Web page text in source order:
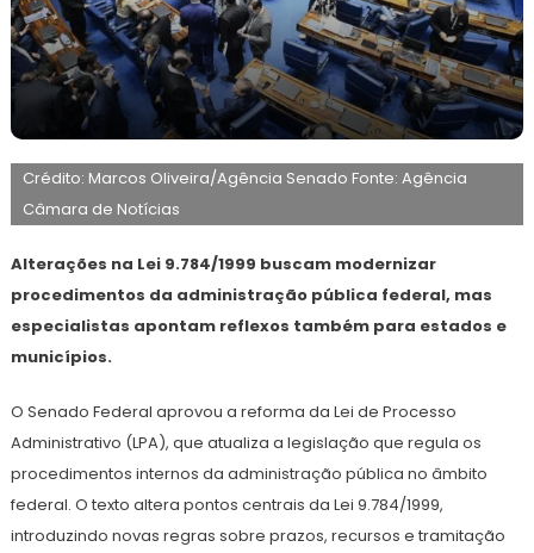
setembro
de
2025
Redação
Crédito: Marcos Oliveira/Agência Senado Fonte: Agência
Câmara de Notícias
Alterações na Lei 9.784/1999 buscam modernizar
procedimentos da administração pública federal, mas
especialistas apontam reflexos também para estados e
municípios.
O Senado Federal aprovou a reforma da Lei de Processo
Administrativo (LPA), que atualiza a legislação que regula os
procedimentos internos da administração pública no âmbito
federal. O texto altera pontos centrais da Lei 9.784/1999,
introduzindo novas regras sobre prazos, recursos e tramitação